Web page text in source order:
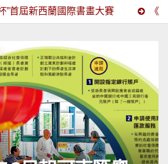
際書畫大賽 《七絕·丙午立秋嘆